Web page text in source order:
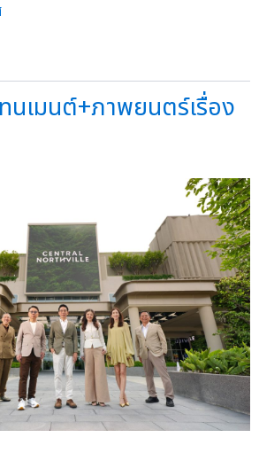
นเมนต์+ภาพยนตร์เรื่อง